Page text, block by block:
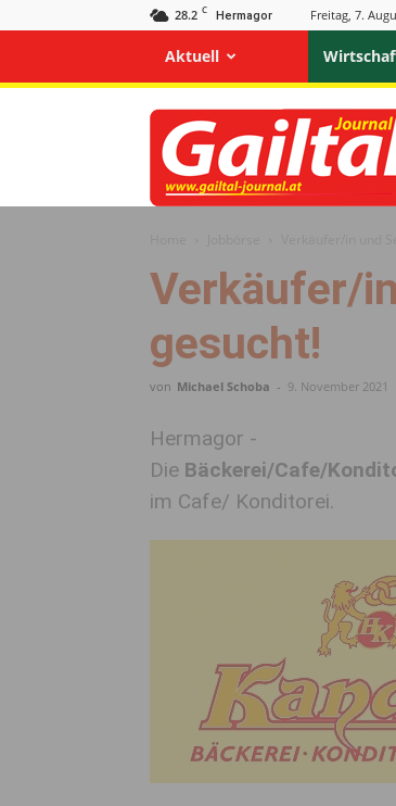
28.2 C Hermagor Freitag, 7.
Aktuell
Gailtal
Journal
Verkäufer/
gesucht!
von Michael Schoba - 9. November 2021
Hermagor -
Die Bäckerei/Cafe/
im Cafe/ Konditorei.